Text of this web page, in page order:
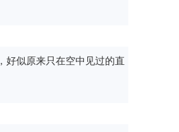
好似原来只在空中见过的直